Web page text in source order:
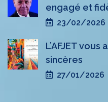
engagé et
23/02/2026
L’AFJET
sincères
27/01/2026